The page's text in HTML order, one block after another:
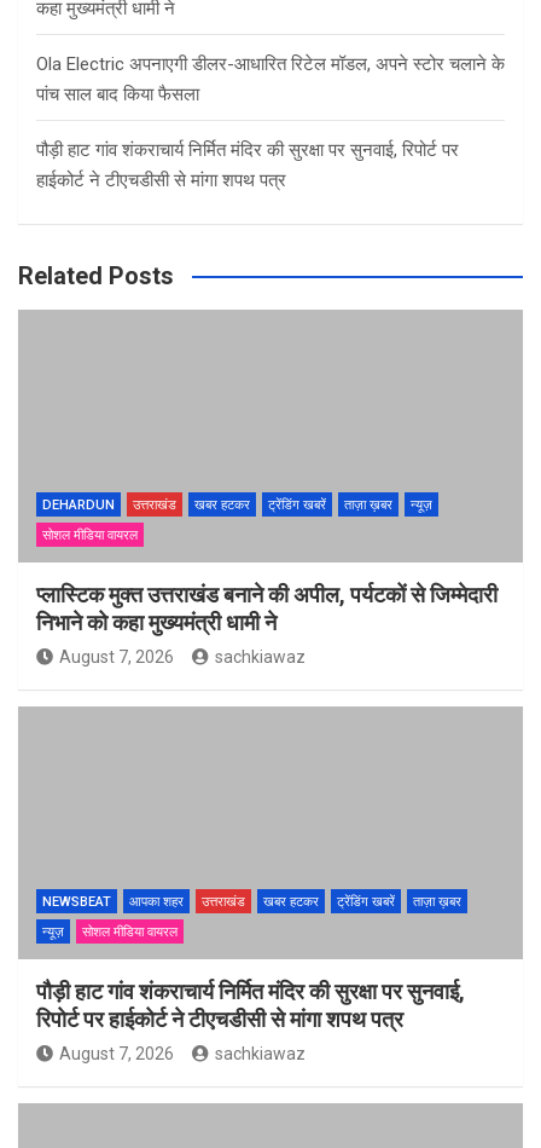
कहा मुख्यमंत्री धामी ने
Ola Electric अपनाएगी डीलर-आधारित रिटेल मॉडल, अपने स्टोर चलाने के
पांच साल बाद किया फैसला
पौड़ी हाट गांव शंकराचार्य निर्मित मंदिर की सुरक्षा पर सुनवाई, रिपोर्ट पर
हाईकोर्ट ने टीएचडीसी से मांगा शपथ पत्र
Related Posts
DEHARDUN उत्तराखंड खबर हटकर ट्रेंडिंग खबरें ताज़ा ख़बर
न्यूज़
सोशल मीडिया वायरल
प्लास्टिक मुक्त उत्तराखंड बनाने की अपील, पर्यटकों से जिम्मेदारी
निभाने को कहा मुख्यमंत्री धामी ने
August 7, 2026 sachkiawaz
NEWSBEAT आपका शहर उत्तराखंड खबर हटकर ट्रेंडिंग खबरें
ताज़ा ख़बर
न्यूज़
सोशल मीडिया वायरल
पौड़ी हाट गांव शंकराचार्य निर्मित मंदिर की सुरक्षा पर सुनवाई,
रिपोर्ट पर हाईकोर्ट ने टीएचडीसी से मांगा शपथ पत्र
August 7, 2026 sachkiawaz